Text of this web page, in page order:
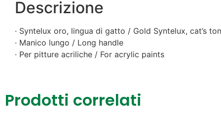
Descrizione
· Syntelux oro, lingua di gatto / Gold Syntelux, cat’s
· Manico lungo / Long handle
· Per pitture acriliche / For acrylic paints
Prodotti correlati